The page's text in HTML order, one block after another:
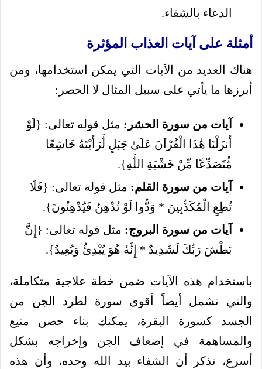
الدعاء بالشفاء.
أمثلة على آيات العذاب المؤثرة
هناك العديد من الآيات التي يمكن استخدامها، ومن
أبرزها ما يأتي على سبيل المثال لا الحصر:
آيات من سورة الحشر: مثل قوله تعالى: {لَوْ
أَنزَلْنَا هَٰذَا الْقُرْآنَ عَلَىٰ جَبَلٍ لَّرَأَيْتَهُ خَاشِعًا
مُّتَصَدِّعًا مِّنْ خَشْيَةِ اللَّهِ}.
آيات من سورة القلم: مثل قوله تعالى: {فَلَا
تُطِعِ الْمُكَذِّبِينَ * وَدُّوا لَوْ تُدْهِنُ فَيُدْهِنُونَ}.
آيات من سورة البروج: مثل قوله تعالى: {إِنَّ
بَطْشَ رَبِّكَ لَشَدِيدٌ * إِنَّهُ هُوَ يُبْدِئُ وَيُعِيدُ}.
باستخدام هذه الآيات ضمن خطة علاجية متكاملة،
والتي تشمل أيضاً أقوى سورة لطرد الجن من
الجسد كسورة البقرة، يمكنك بناء حصن منيع
والمساهمة في إضعاف الجن وإخراجه بشكل
أسرع، تذكر أن الشفاء بيد الله وحده، وأن هذه